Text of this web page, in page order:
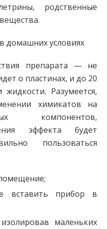
родственные
препарата — не
о пластинах, и до 20
Разумеется,
химикатов на
компонентов,
эффекта будет
пользоваться
вставить прибор в
маленьких